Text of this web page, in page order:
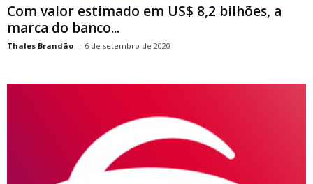
Com valor estimado em US$ 8,2 bilhões, a
marca do banco...
Thales Brandão - 6 de setembro de 2020